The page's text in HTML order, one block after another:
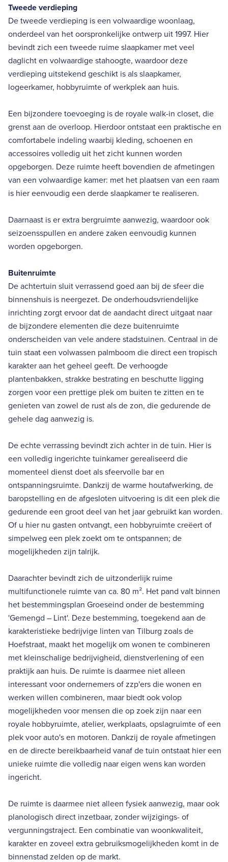
Tweede verdieping
De tweede verdieping is een volwaardige woonlaag,
onderdeel van het oorspronkelijke ontwerp uit 1997. Hier
bevindt zich een tweede ruime slaapkamer met veel
daglicht en volwaardige stahoogte, waardoor deze
verdieping uitstekend geschikt is als slaapkamer,
logeerkamer, hobbyruimte of werkplek aan huis.
Een bijzondere toevoeging is de royale walk-in closet, die
grenst aan de overloop. Hierdoor ontstaat een praktische en
comfortabele indeling waarbij kleding, schoenen en
accessoires volledig uit het zicht kunnen worden
opgeborgen. Deze ruimte heeft bovendien de afmetingen
van een volwaardige kamer: met het plaatsen van een raam
is hier eenvoudig een derde slaapkamer te realiseren.
Daarnaast is er extra bergruimte aanwezig, waardoor ook
seizoensspullen en andere zaken eenvoudig kunnen
worden opgeborgen.
Buitenruimte
De achtertuin sluit verrassend goed aan bij de sfeer die
binnenshuis is neergezet. De onderhoudsvriendelijke
inrichting zorgt ervoor dat de aandacht direct uitgaat naar
de bijzondere elementen die deze buitenruimte
onderscheiden van vele andere stadstuinen. Centraal in de
tuin staat een volwassen palmboom die direct een tropisch
karakter aan het geheel geeft. De verhoogde
plantenbakken, strakke bestrating en beschutte ligging
zorgen voor een prettige plek om buiten te zitten en te
genieten van zowel de rust als de zon, die gedurende de
gehele dag aanwezig is.
De echte verrassing bevindt zich achter in de tuin. Hier is
een volledig ingerichte tuinkamer gerealiseerd die
momenteel dienst doet als sfeervolle bar en
ontspanningsruimte. Dankzij de warme houtafwerking, de
baropstelling en de afgesloten uitvoering is dit een plek die
gedurende een groot deel van het jaar gebruikt kan worden.
Of u hier nu gasten ontvangt, een hobbyruimte creëert of
simpelweg een plek zoekt om te ontspannen; de
mogelijkheden zijn talrijk.
Daarachter bevindt zich de uitzonderlijk ruime
multifunctionele ruimte van ca. 80 m². Het pand valt binnen
het bestemmingsplan Groeseind onder de bestemming
'Gemengd – Lint'. Deze bestemming, toegekend aan de
karakteristieke bedrijvige linten van Tilburg zoals de
Hoefstraat, maakt het mogelijk om wonen te combineren
met kleinschalige bedrijvigheid, dienstverlening of een
praktijk aan huis. De ruimte is daarmee niet alleen
interessant voor ondernemers of zzp'ers die wonen en
werken willen combineren, maar biedt ook volop
mogelijkheden voor mensen die op zoek zijn naar een
royale hobbyruimte, atelier, werkplaats, opslagruimte of een
plek voor auto's en motoren. Dankzij de royale afmetingen
en de directe bereikbaarheid vanaf de tuin ontstaat hier een
unieke ruimte die volledig naar eigen wens kan worden
ingericht.
De ruimte is daarmee niet alleen fysiek aanwezig, maar ook
planologisch direct inzetbaar, zonder wijzigings- of
vergunningstraject. Een combinatie van woonkwaliteit,
karakter en zoveel extra gebruiksmogelijkheden komt in de
binnenstad zelden op de markt.